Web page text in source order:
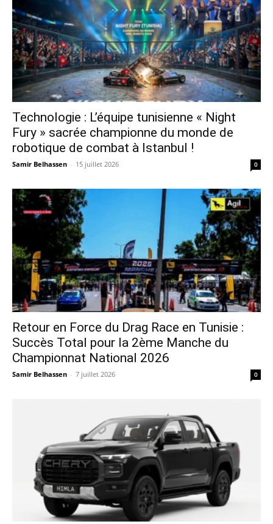
Technologie : L’équipe tunisienne « Night
Fury » sacrée championne du monde de
robotique de combat à Istanbul !
Samir Belhassen - 15 juillet 2026 0
Retour en Force du Drag Race en Tunisie :
Succès Total pour la 2ème Manche du
Championnat National 2026
Samir Belhassen - 7 juillet 2026 0